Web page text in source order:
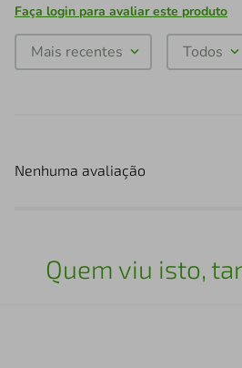
Faça login para avaliar este produto
Mais recentes Todos
Nenhuma avaliação
Quem viu isto,